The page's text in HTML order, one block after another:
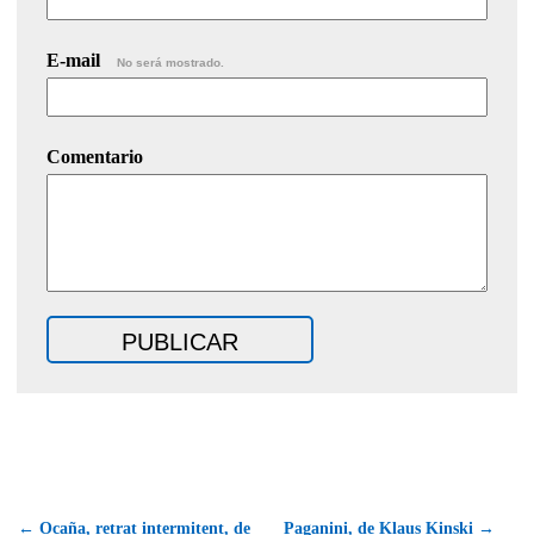
E-mail No será mostrado.
Comentario
← Ocaña, retrat intermitent, de Paganini, de Klaus Kinski →